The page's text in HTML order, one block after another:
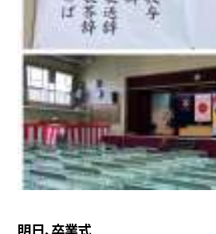
明日、卒業式